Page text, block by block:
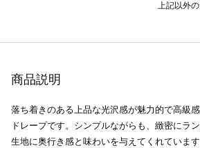
上記以外
商品説明
落ち着きのある上品な光沢感が魅力的で高級
ドレープです。シンプルながらも、緻密にラ
生地に奥行き感と味わいを与えてくれていま